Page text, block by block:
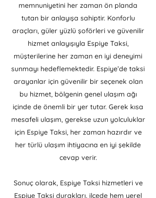
memnuniyetini her zaman ön planda
tutan bir anlayışa sahiptir. Konforlu
araçları, güler yüzlü şoförleri ve güvenilir
hizmet anlayışıyla Espiye Taksi,
müşterilerine her zaman en iyi deneyimi
sunmayı hedeflemektedir. Espiye’de taksi
arayanlar için güvenilir bir seçenek olan
bu hizmet, bölgenin genel ulaşım ağı
içinde de önemli bir yer tutar. Gerek kısa
mesafeli ulaşım, gerekse uzun yolculuklar
için Espiye Taksi, her zaman hazırdır ve
her türlü ulaşım ihtiyacına en iyi şekilde
cevap verir.
Sonuç olarak, Espiye Taksi hizmetleri ve
Espiye Taksi durakları, ilçede hem yerel